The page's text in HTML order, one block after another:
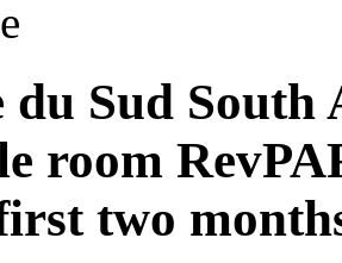
Sud South
room
two